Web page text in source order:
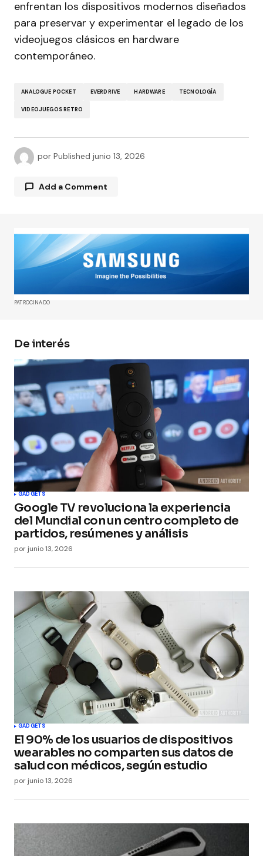
enfrentan los dispositivos modernos diseñados
para preservar y experimentar el legado de los
videojuegos clásicos en hardware
contemporáneo.
ANALOGUE POCKET EVERDRIVE HARDWARE TECNOLOGÍA
VIDEOJUEGOS RETRO
por Published junio 13, 2026
Add a Comment
Tu dirección de correo electrónico no será
publicada.Los campos obligatorios están
marcados con*
Comment*
Your Name*
Your E-mail*
Guarda mi nombre, correo electrónico y web en
este navegador para la próxima vez que
comente.
Submit Comment
PATROCINADO
De interés
GADGETS
Google TV revoluciona la experiencia
del Mundial con un centro completo de
partidos, resúmenes y análisis
por junio 13, 2026
GADGETS
El 90% de los usuarios de dispositivos
wearables no comparten sus datos de
salud con médicos, según estudio
por junio 13, 2026